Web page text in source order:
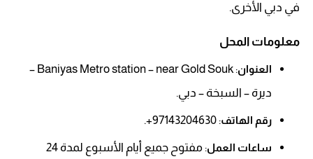
في دبي الأخرى.
معلومات المحل
العنوان
: Baniyas Metro station – near Gold Souk –
ديرة – السبخة – دبي.
رقم الهاتف: 97143204630+.
ساعات العمل
: مفتوح جميع أيام الأسبوع لمدة 24